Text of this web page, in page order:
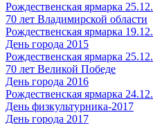
Рождественская ярмарка
70 лет Владимирской области
Рождественская ярмарка
День города 2015
Рождественская ярмарка
70 лет Великой Победе
День города 2016
Рождественская ярмарка
День физкультурника-2017
День города 2017